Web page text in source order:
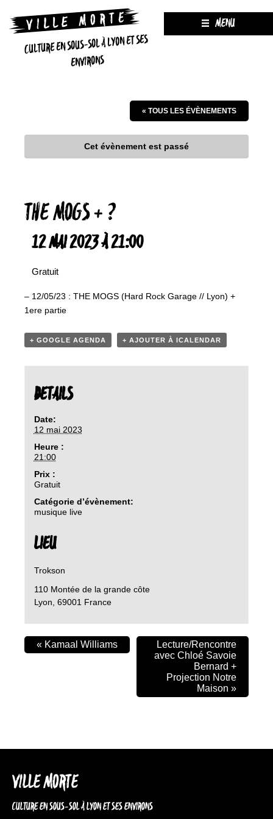
CULTURE EN SOUS-SOL À LYON ET SES
ENVIRONS
MENU
« TOUS LES ÉVÈNEMENTS
Cet évènement est passé
THE MOGS + ?
12 MAI 2023 À 21:00
Gratuit
– 12/05/23 : THE MOGS (Hard Rock Garage // Lyon) +
1ere partie
+ GOOGLE AGENDA + AJOUTER À ICALENDAR
DETAILS
Date:
12 mai 2023
Heure :
21:00
Prix :
Gratuit
Catégorie d’évènement:
musique live
LIEU
Trokson
110 Montée de la grande côte
Lyon 69001 France
« Kamaal Williams
Lecture/Rencontre
avec Chloé Savoie
Bernard +
Projection Notre
Maison »
VILLE MORTE
CULTURE EN SOUS-SOL À LYON ET SES ENVIRONS